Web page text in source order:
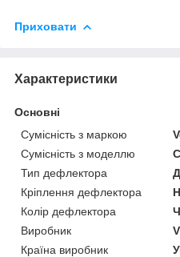
Приховати
Характеристики
Основні
Сумісність з маркою
Сумісність з моделлю
Тип дефлектора
Кріплення дефлектора
Колір дефлектора
Виробник
Країна виробник